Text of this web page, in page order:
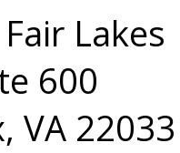
Lakes
600
VA 22033